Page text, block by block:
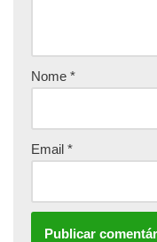
Nome *
Email *